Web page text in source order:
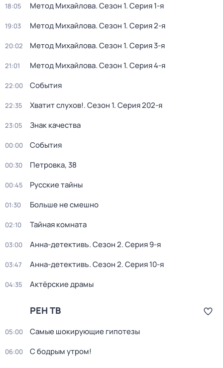
18:05 Метод Михайлова. Сезон 1. Серия 1-я
19:03 Метод Михайлова. Сезон 1. Серия 2-я
20:02 Метод Михайлова. Сезон 1. Серия 3-я
21:01 Метод Михайлова. Сезон 1. Серия 4-я
22:00 События
22:35 Хватит слухов!. Сезон 1. Серия 202-я
23:05 Знак качества
00:00 События
00:30 Петровка, 38
00:45 Русские тайны
01:30 Больше не смешно
02:10 Тайная комната
03:00 Анна-детективъ. Сезон 2. Серия 9-я
03:47 Анна-детективъ. Сезон 2. Серия 10-я
04:35 Актёрские драмы
РЕН ТВ
05:00 Самые шoкиpующие гипотезы
06:00 С бодрым утром!